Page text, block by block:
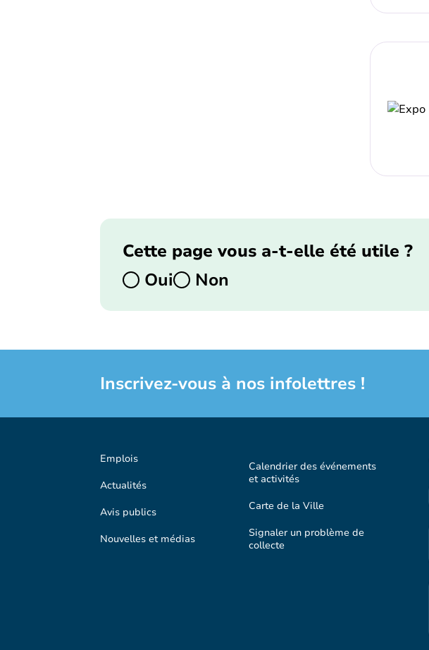
Cette page vous a-t-elle été utile ?
Oui
Non
Inscrivez-vous à nos infolettres !
Emplois
Actualités
Avis publics
Nouvelles et médias
Calendrier des événements
et activités
Carte de la Ville
Signaler un problème de
collecte